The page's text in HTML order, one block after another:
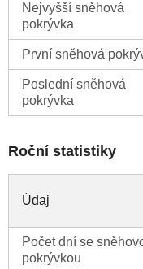
Nejvyšší sněhová
pokrývka
První sněhová
Poslední sněhová
pokrývka
Roční statistiky
Údaj
Počet dní se
pokrývkou